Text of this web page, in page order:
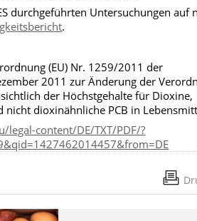
durchgeführten Untersuchungen auf
.
(EU) Nr. 1259/2011 der
2011 zur Änderung der
der Höchstgehalte für Dioxine,
nicht dioxinähnliche PCB in
content/DE/TXT/PDF/?